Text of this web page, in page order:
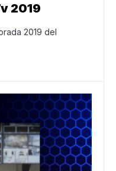
2019
2019 del